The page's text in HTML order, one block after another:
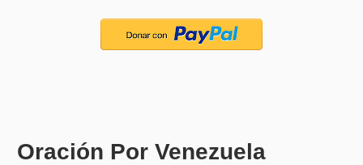
Oración Por Venezuela